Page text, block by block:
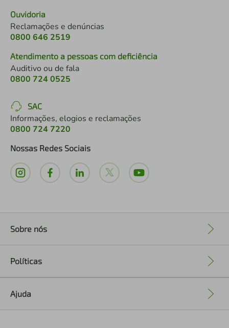
Ouvidoria
Reclamações e denúncias
0800 646 2519
Atendimento a pessoas com deficiência
Auditivo ou de fala
0800 724 0525
SAC
Informações, elogios e reclamações
0800 724 7220
Nossas Redes Sociais
Sobre nós
Políticas
Ajuda